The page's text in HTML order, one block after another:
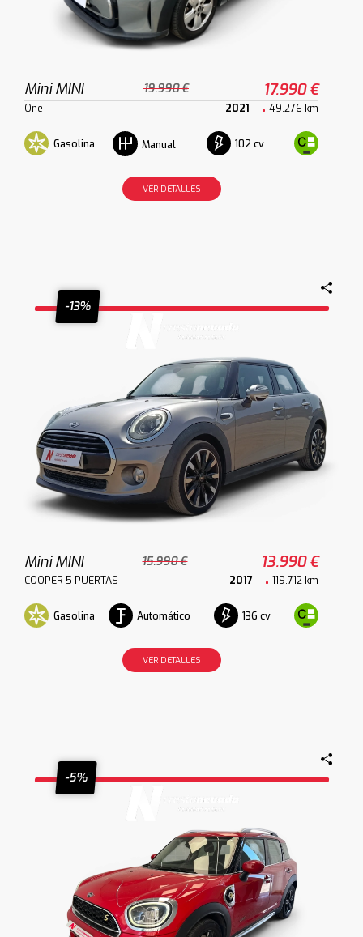
Mini MINI 19.990 € 17.990 €
One 2021 49.276 km
Gasolina Manual 102 cv
VER DETALLES
-13%
Mini MINI 15.990 € 13.990 €
COOPER 5 PUERTAS 2017 119.712 km
Gasolina Automático 136 cv
VER DETALLES
-5%